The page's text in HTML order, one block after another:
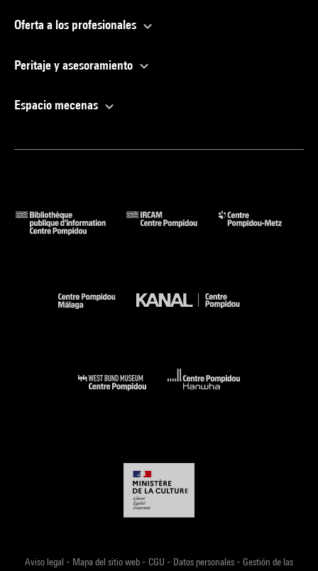
Oferta a los profesionales
Peritaje y asesoramiento
Espacio mecenas
Aviso legal - Mapa del sitio web- CGU - Datos personales- Gestión de las